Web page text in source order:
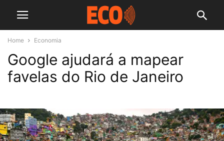
Home Economia
Google ajudará a mapear
favelas do Rio de Janeiro